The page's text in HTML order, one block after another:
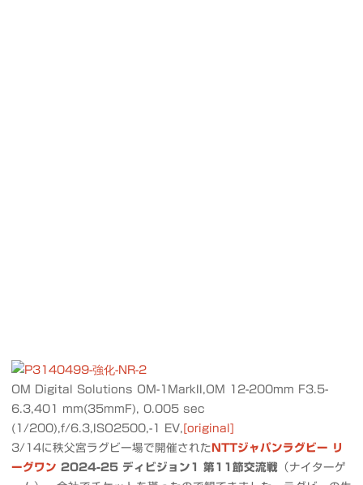
OM Digital Solutions OM-1MarkII,OM 12-200mm F3.5-
6.3,401 mm(35mmF), 0.005 sec
(1/200),f/6.3,ISO2500,-1 EV, [original]
3/14に秩父宮ラグビー場で開催された NTTジャパンラグビー リ
ーグワン 2024-25 ディビジョン1 第11節交流戦 （ナイターゲ